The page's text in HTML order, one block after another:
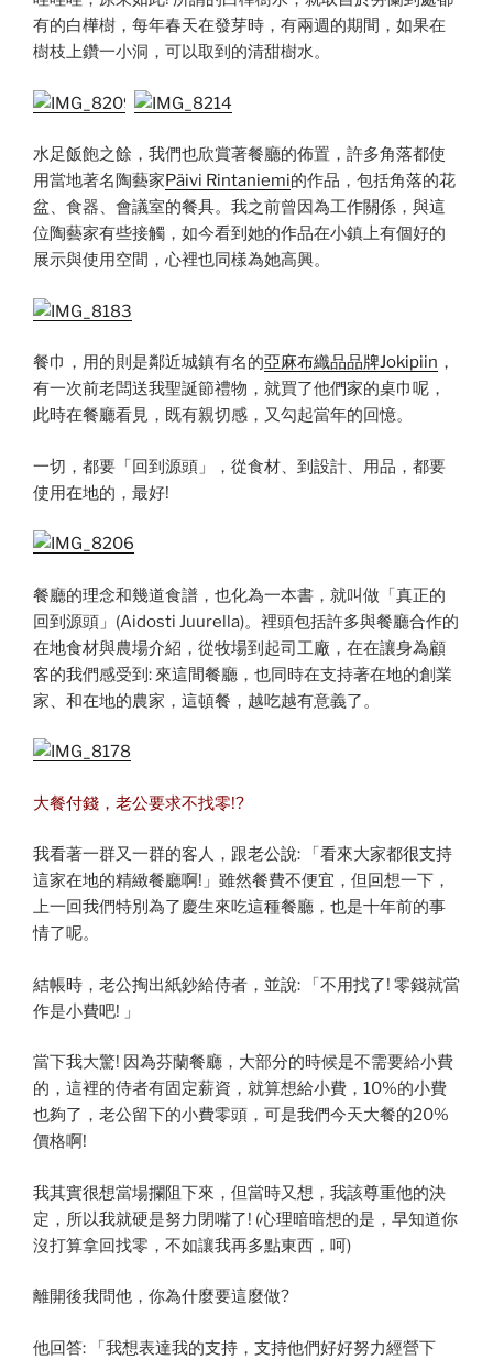
有的白樺樹，每年春天在發芽時，有兩週的期間，如果在
樹枝上鑽一小洞，可以取到的清甜樹水。
水足飯飽之餘，我們也欣賞著餐廳的佈置，許多角落都使
用當地著名陶藝家Päivi Rintaniemi的作品，包括角落的花
盆、食器、會議室的餐具。我之前曾因為工作關係，與這
位陶藝家有些接觸，如今看到她的作品在小鎮上有個好的
展示與使用空間，心裡也同樣為她高興。
餐巾，用的則是鄰近城鎮有名的亞麻布織品品牌Jokipiin ，
有一次前老闆送我聖誕節禮物，就買了他們家的桌巾呢，
此時在餐廳看見，既有親切感，又勾起當年的回憶。
一切，都要「回到源頭」，從食材、到設計、用品，都要
使用在地的，最好!
餐廳的理念和幾道食譜，也化為一本書，就叫做「真正的
回到源頭」(Aidosti Juurella)。裡頭包括許多與餐廳合作的
在地食材與農場介紹，從牧場到起司工廠，在在讓身為顧
客的我們感受到: 來這間餐廳，也同時在支持著在地的創業
家、和在地的農家，這頓餐，越吃越有意義了。
大餐付錢，老公要求不找零!?
我看著一群又一群的客人，跟老公說: 「看來大家都很支持
這家在地的精緻餐廳啊!」雖然餐費不便宜，但回想一下，
上一回我們特別為了慶生來吃這種餐廳，也是十年前的事
情了呢。
結帳時，老公掏出紙鈔給侍者，並說: 「不用找了! 零錢就當
作是小費吧! 」
當下我大驚! 因為芬蘭餐廳，大部分的時候是不需要給小費
的，這裡的侍者有固定薪資，就算想給小費，10%的小費
也夠了，老公留下的小費零頭，可是我們今天大餐的20%
價格啊!
我其實很想當場攔阻下來，但當時又想，我該尊重他的決
定，所以我就硬是努力閉嘴了! (心理暗暗想的是，早知道你
沒打算拿回找零，不如讓我再多點東西，呵)
離開後我問他，你為什麼要這麼做?
他回答: 「我想表達我的支持，支持他們好好努力經營下